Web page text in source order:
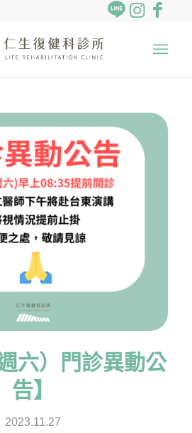
六）門診異動公
告】
2023.11.27